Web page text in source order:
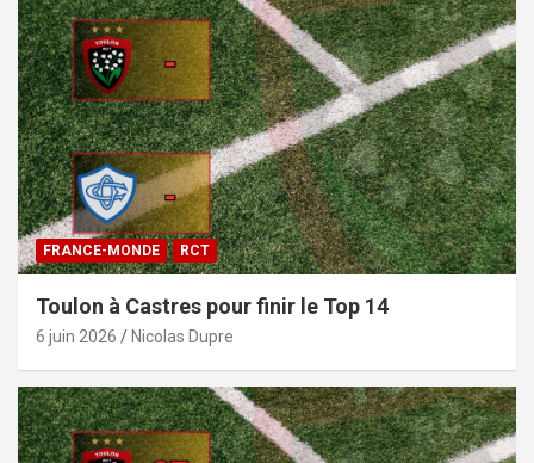
FRANCE-MONDE RCT
Toulon à Castres pour finir le Top 14
6 juin 2026 Nicolas Dupre